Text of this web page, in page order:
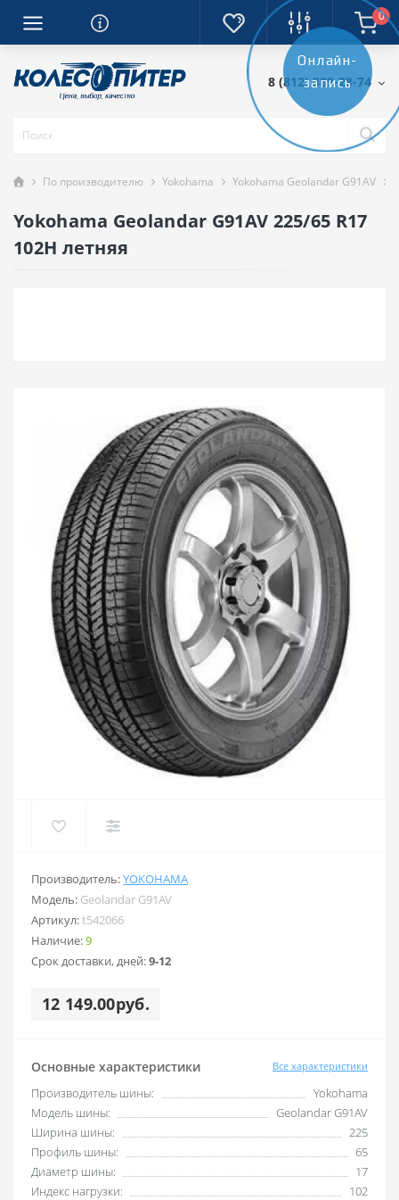
0
8 (812) 389-28-74
По производителю Yokohama Yokohama Geolandar G91AV
Yokohama Geolandar G91AV 225/65 R17
102H летняя
Производитель:YOKOHAMA
Модель: Geolandar G91AV
Артикул:t542066
Наличие:9
Срок доставки, дней:9-12
12 149.00руб.
Основные характеристики Все характеристики
Производитель шины:
Yokohama
Модель шины:
Geolandar G91AV
Ширина шины:
225
Профиль шины:
65
Диаметр шины:
17
Индекс нагрузки:
102
Онлайн-
запись